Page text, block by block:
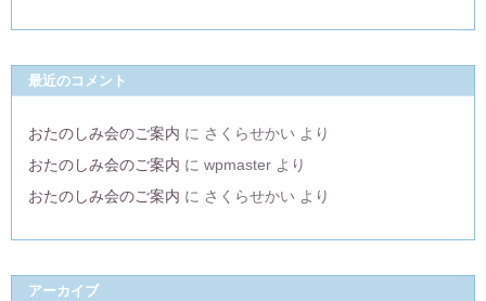
最近のコメント
おたのしみ会のご案内 に さくらせかい より
おたのしみ会のご案内 に wpmaster より
おたのしみ会のご案内 に さくらせかい より
アーカイブ